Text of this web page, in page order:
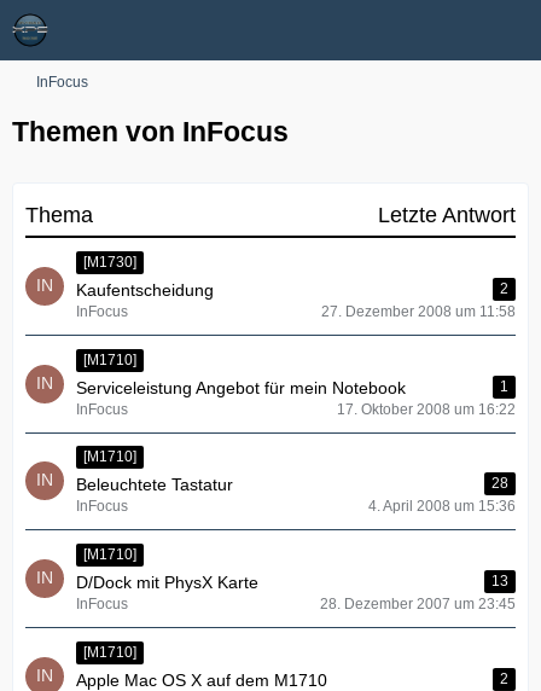
InFocus
Themen von InFocus
Thema Letzte Antwort
[M1730]
Kaufentscheidung
2
InFocus
27. Dezember 2008 um 11:58
[M1710]
Serviceleistung Angebot für mein Notebook
1
InFocus
17. Oktober 2008 um 16:22
[M1710]
Beleuchtete Tastatur
28
InFocus
4. April 2008 um 15:36
[M1710]
D/Dock mit PhysX Karte
13
InFocus
28. Dezember 2007 um 23:45
[M1710]
Apple Mac OS X auf dem M1710
2